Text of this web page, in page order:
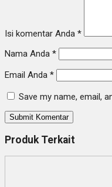
Isi komentar Anda *
Nama Anda *
Email Anda *
Save my name, email,
Produk Terkait